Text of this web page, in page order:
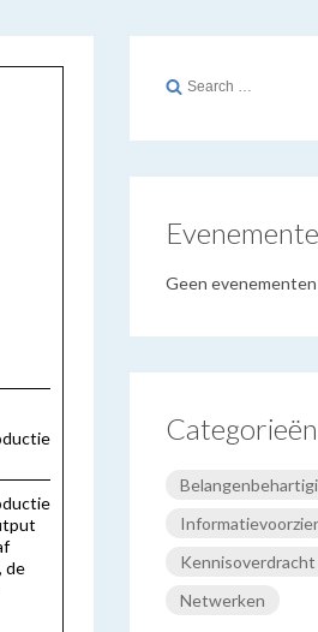
de
Search
Geen evenementen
Categorieën
Kennisoverdracht
Netwerken